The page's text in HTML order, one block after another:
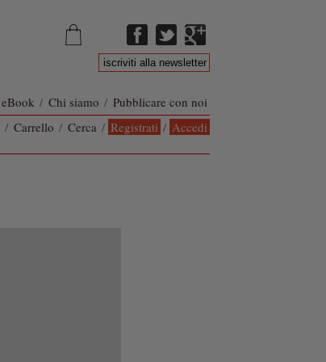
eBook / Chi siamo / Pubblicare con noi
/ Carrello / Cerca / Registrati / Accedi